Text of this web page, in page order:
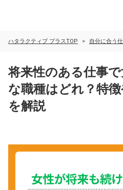
ハタラクティブ プラスTOP 自分に合う
将来性のある仕事
な職種はどれ？特
を解説